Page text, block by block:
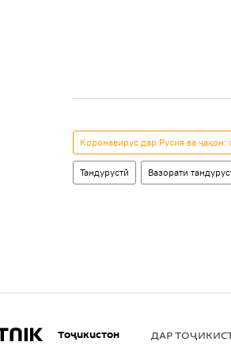
Коронавирус дар Русия ва
Тандурустӣ Вазорати
Тоҷикистон ДАР